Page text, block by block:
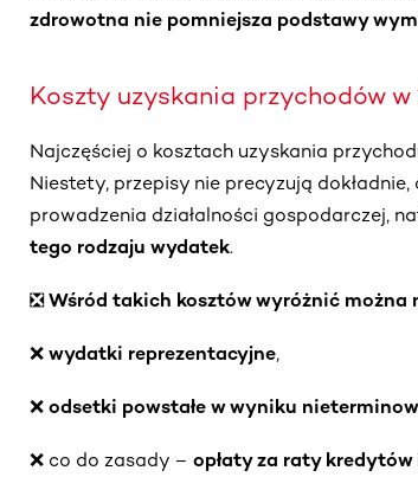
zdrowotna nie pomniejsza podstawy
Koszty uzyskania przychodów
Najczęściej o kosztach uzyskania
Niestety, przepisy nie precyzują
prowadzenia działalności gospodarczej,
tego rodzaju wydatek.
❎ Wśród takich kosztów wyróżnić można
❌ wydatki reprezentacyjne,
❌ odsetki powstałe w wyniku
❌ co do zasady – opłaty za raty kredytów